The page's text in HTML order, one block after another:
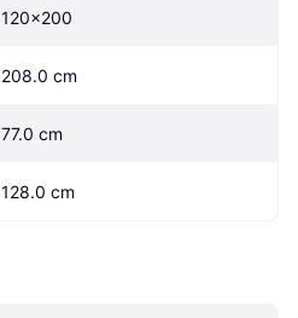
120x200
208.0 cm
77.0 cm
128.0 cm